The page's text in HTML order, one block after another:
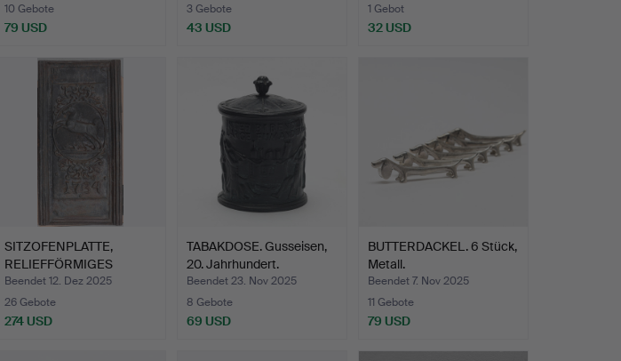
10 Gebote
79 USD
3 Gebote
43 USD
1 Gebot
32 USD
SITZOFENPLATTE,
RELIEFFÖRMIGES
PFERD, Guss…
Beendet 12. Dez 2025
26 Gebote
274 USD
TABAKDOSE. Gusseisen,
20. Jahrhundert.
Beendet 23. Nov 2025
8 Gebote
69 USD
BUTTERDACKEL. 6 Stück,
Metall.
Beendet 7. Nov 2025
11 Gebote
79 USD